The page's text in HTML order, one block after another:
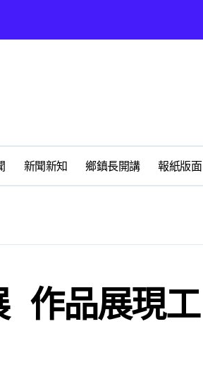
新聞新知 鄉鎮長開講 報紙版面
作品展現工